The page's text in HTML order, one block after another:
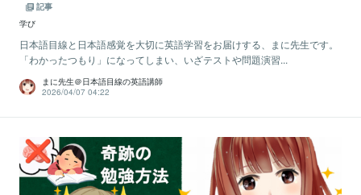
記事
学び
日本語目線と日本語感覚を大切に英語学習をお届けする、まに先生です。
「わかったつもり」になってしまい、いざテストや問題演習...
まに先生＠日本語目線の英語講師
2026/04/07 04:22